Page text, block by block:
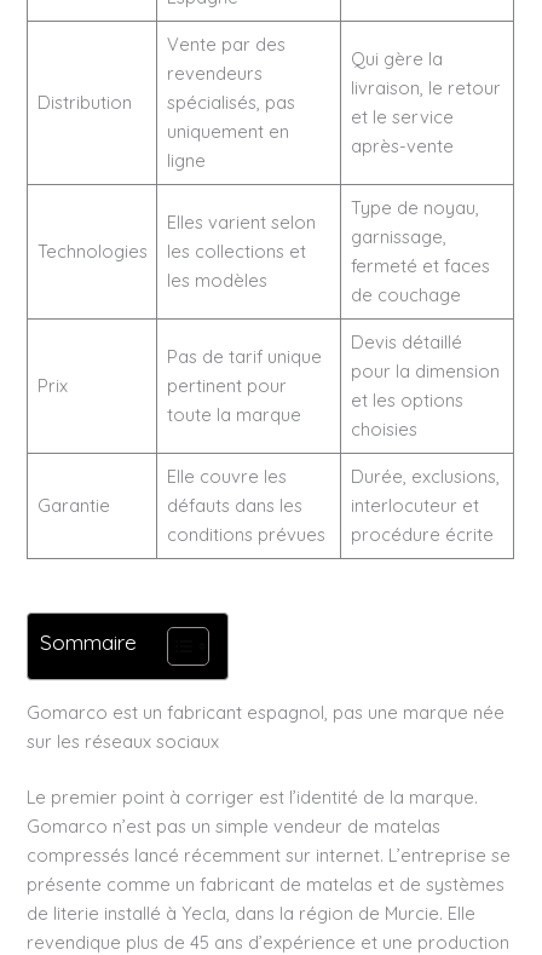
Distribution
Vente par des
revendeurs
spécialisés, pas
uniquement en
ligne
Qui gère la
livraison, le retour
et le service
après-vente
Technologies
Elles varient selon
les collections et
les modèles
Type de noyau,
garnissage,
fermeté et faces
de couchage
Prix
Pas de tarif unique
pertinent pour
toute la marque
Devis détaillé
pour la dimension
et les options
choisies
Garantie
Elle couvre les
défauts dans les
conditions prévues
Durée, exclusions,
interlocuteur et
procédure écrite
Sommaire
Gomarco est un fabricant espagnol, pas une marque née
sur les réseaux sociaux
Le premier point à corriger est l’identité de la marque.
Gomarco n’est pas un simple vendeur de matelas
compressés lancé récemment sur internet. L’entreprise se
présente comme un fabricant de matelas et de systèmes
de literie installé à Yecla, dans la région de Murcie. Elle
revendique plus de 45 ans d’expérience et une production